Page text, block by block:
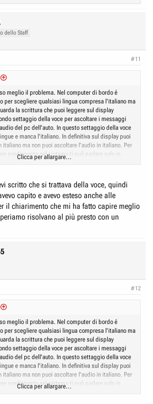
dello Staff
#11
meglio il problema. Nel computer di bordo é
per scegliere qualsiasi lingua compresa l'italiano ma
la scrittura che puoi leggere sul display
settaggio della voce per ascoltare i messaggi
del pc dell'auto. In questo settaggio della voce
e manca l'italiano. In definitiva sul display puoi
italiano ma non puoi ascoltare l'audio in italiano. Per
predisposto nel sistema ti può parlare solo in
tedesco o spagnolo a seconda del settaggio che
messaggi di avviso previsti sul computer di bordo
tra controlli e avvisi di sicurezza durante la guida.
i tuoi dubbi legittimi
Clicca per allargare...
scritto che si trattava della voce, quindi
capito e avevo esteso anche alle
il chiarimento che mi ha fatto capire meglio
risolvano al più presto con un
#12
meglio il problema. Nel computer di bordo é
per scegliere qualsiasi lingua compresa l'italiano ma
la scrittura che puoi leggere sul display
settaggio della voce per ascoltare i messaggi
del pc dell'auto. In questo settaggio della voce
e manca l'italiano. In definitiva sul display puoi
italiano ma non puoi ascoltare l'audio in italiano. Per
predisposto nel sistema ti può parlare solo in
tedesco o spagnolo a seconda del settaggio che
Clicca per allargare...